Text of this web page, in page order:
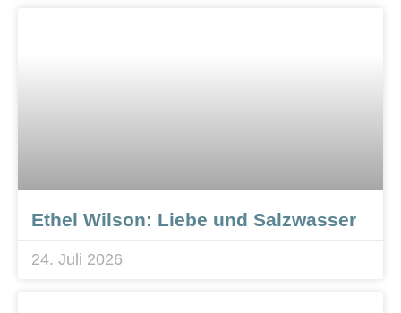
Ethel Wilson: Liebe und Salzwasser
24. Juli 2026